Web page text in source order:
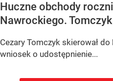
Huczne obchody
Nawrockiego.
Cezary Tomczyk skierował
wniosek o udostępnienie...